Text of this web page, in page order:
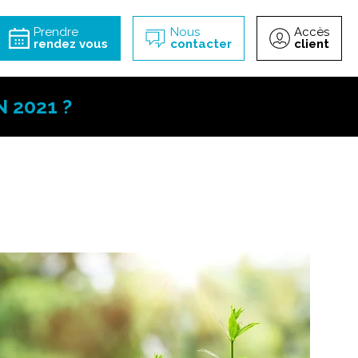
Prendre
rendez vous
Nous
contacter
Accès
client
2021 ?